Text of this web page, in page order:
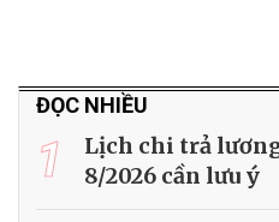
ĐỌC NHIỀU
1
Lịch chi trả
8/2026 cần lưu ý